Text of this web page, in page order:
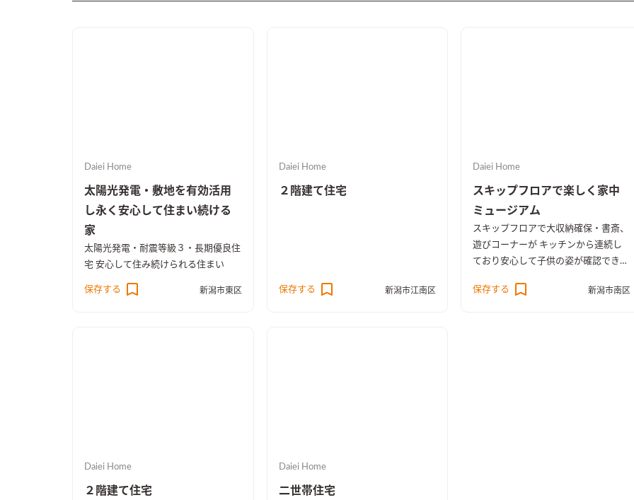
Daiei Home
太陽光発電・敷地を有効活用
し永く安心して住まい続ける
家
太陽光発電・耐震等級３・長期優良住
宅 安心して住み続けられる住まい
保存する 新潟市東区
Daiei Home
２階建て住宅
保存する 新潟市江南区
Daiei Home
スキップフロアで楽しく家中
ミュージアム
スキップフロアで大収納確保・書斎、
遊びコーナーが キッチンから連続し
ており安心して子供の姿が確認でき
な音楽を聴きながら料理ができる。奥
保存する 新潟市南区
Daiei Home
２階建て住宅
Daiei Home
二世帯住宅